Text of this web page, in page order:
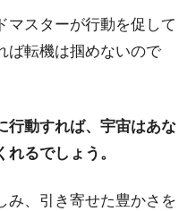
マスターが行動を促して
ば転機は掴めないので
行動すれば、宇宙はあな
るでしょう。
み、引き寄せた豊かさを